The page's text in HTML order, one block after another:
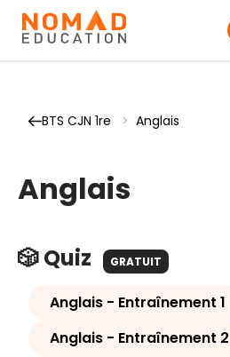
BTS CJN 1re > Anglais
Anglais
🎲 Quiz GRATUIT
Anglais - Entraînement 1
Anglais - Entraînement 2